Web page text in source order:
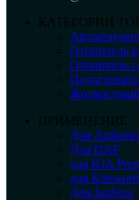
КАТЕГОРИИ
Отопитель
Отопитель
Жидкостный
ПРИМЕНЕНИЕ
Для
Для DAF
для KIA
для
Для Junfeng